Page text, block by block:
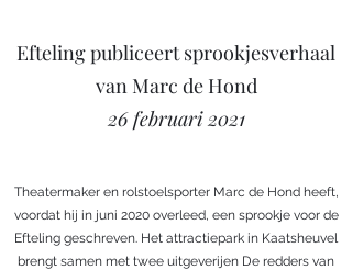
Efteling publiceert sprookjesverhaal
van Marc de Hond
26 februari 2021
Theatermaker en rolstoelsporter Marc de Hond heeft,
voordat hij in juni 2020 overleed, een sprookje voor de
Efteling geschreven. Het attractiepark in Kaatsheuvel
brengt samen met twee uitgeverijen De redders van